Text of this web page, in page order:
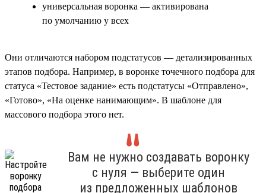
универсальная воронка — активирована
по умолчанию у всех
Они отличаются набором подстатусов — детализированных
этапов подбора. Например, в воронке точечного подбора для
статуса «Тестовое задание» есть подстатусы «Отправлено»,
«Готово», «На оценке нанимающим». В шаблоне для
массового подбора этого нет.
Вам не нужно создавать воронку
с нуля — выберите один
из предложенных шаблонов